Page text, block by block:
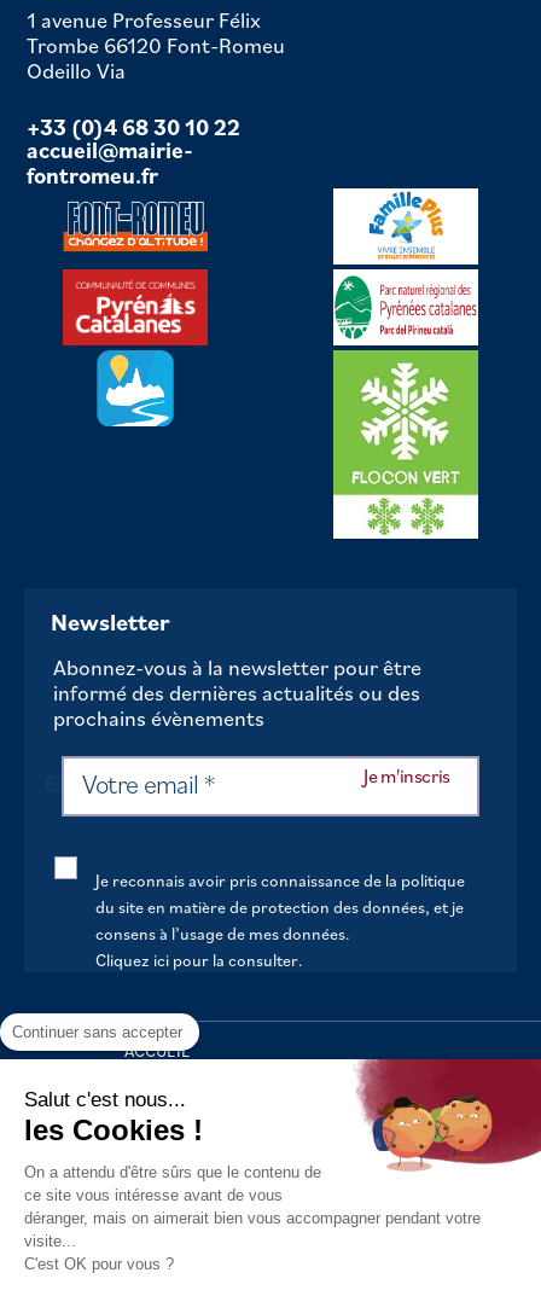
1 avenue Professeur Félix
Trombe 66120 Font-Romeu
Odeillo Via
+33 (0)4 68 30 10 22
accueil@mairie-
fontromeu.fr
Newsletter
Abonnez-vous à la newsletter pour être
informé des dernières actualités ou des
prochains évènements
Je reconnais avoir pris connaissance de la politique
du site en matière de protection des données, et je
consens à l’usage de mes données.
Cliquez ici pour la consulter.
ACCUEIL
VOTRE MAIRIE
VOTRE QUOTIDIEN
AU FIL DE LA VIE
LOISIRS
S’INFORMER
Continuer sans accepter
Salut c'est nous...
les Cookies !
On a attendu d'être sûrs que le contenu de
ce site vous intéresse avant de vous
déranger, mais on aimerait bien vous accompagner pendant votre
visite...
C'est OK pour vous ?